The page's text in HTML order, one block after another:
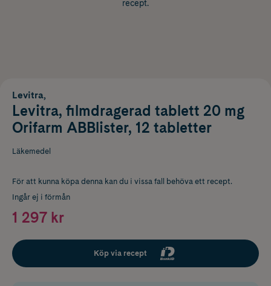
recept.
Levitra,
Levitra, filmdragerad tablett 20 mg
Orifarm ABBlister, 12 tabletter
Läkemedel
För att kunna köpa denna kan du i vissa fall behöva ett recept.
Ingår ej i förmån
1 297 kr
Köp via recept